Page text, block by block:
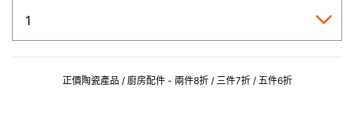
正價陶瓷產品 / 廚房配件 - 兩件8折 / 三件7折 / 五件6折